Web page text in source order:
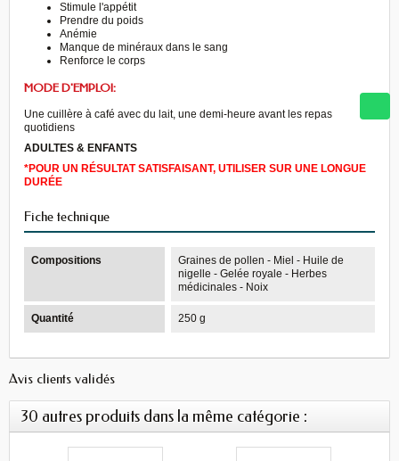
Stimule l'appétit
Prendre du poids
Anémie
Manque de minéraux dans le sang
Renforce le corps
MODE D'EMPLOI:
Une cuillère à café avec du lait, une demi-heure avant les repas
quotidiens
ADULTES & ENFANTS
*POUR UN RÉSULTAT SATISFAISANT, UTILISER SUR UNE LONGUE
DURÉE
Fiche technique
Compositions
Graines de pollen - Miel - Huile de
nigelle - Gelée royale - Herbes
médicinales - Noix
Quantité 250 g
Avis clients validés
30 autres produits dans la même catégorie :